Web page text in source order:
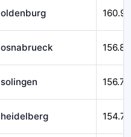
oldenburg
osnabrueck
solingen
heidelberg